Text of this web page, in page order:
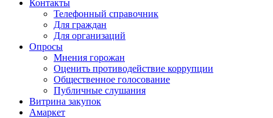
Контакты
Телефонный справочник
Для граждан
Для организаций
Опросы
Мнения горожан
Оценить противодействие коррупции
Общественное голосование
Публичные слушания
Витрина закупок
Амаркет